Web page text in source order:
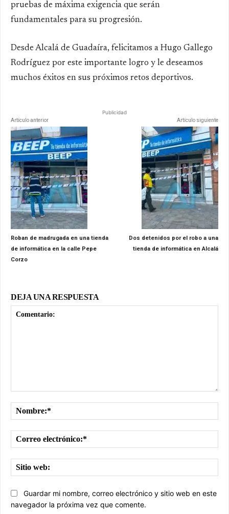
pruebas de máxima exigencia que serán
fundamentales para su progresión.
Desde Alcalá de Guadaíra, felicitamos a Hugo Gallego
Rodríguez por este importante logro y le deseamos
muchos éxitos en sus próximos retos deportivos.
Publicidad
Artículo anterior
Roban de madrugada en una tienda
de informática en la calle Pepe
Corzo
Artículo siguiente
Dos detenidos por el robo a una
tienda de informática en Alcalá
DEJA UNA RESPUESTA
Guardar mi nombre, correo electrónico y sitio web en este
navegador la próxima vez que comente.